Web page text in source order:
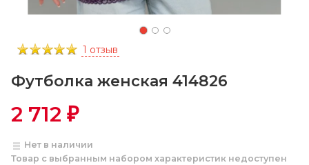
1 отзыв
Футболка женская 414826
2 712 ₽
Нет в наличии
Товар с выбранным набором характеристик недоступен